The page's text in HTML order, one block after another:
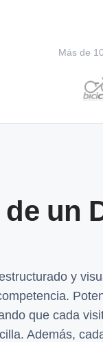
Más de
un
y
que cada
Además,